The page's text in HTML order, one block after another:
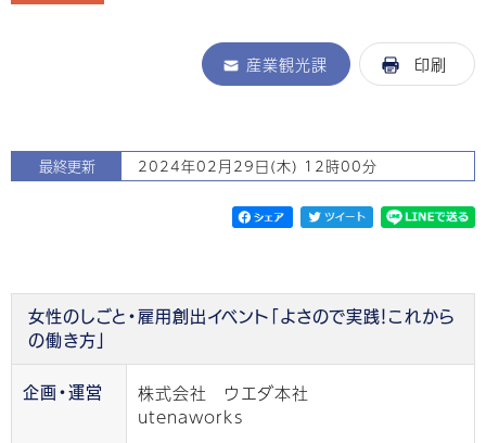
産業観光課 印刷
最終更新 2024年02月29日(木) 12時00分
女性のしごと・雇用創出イベント「よさので実践！これから
の働き方」
企画・運営
株式会社 ウエダ本社
utenaworks